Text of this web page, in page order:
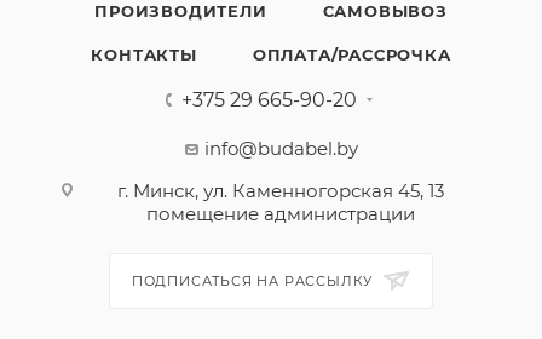
ПРОИЗВОДИТЕЛИ САМОВЫВОЗ
КОНТАКТЫ ОПЛАТА/РАССРОЧКА
+375 29 665-90-20
info@budabel.by
г. Минск, ул. Каменногорская 45, 13
помещение администрации
ПОДПИСАТЬСЯ НА РАССЫЛКУ